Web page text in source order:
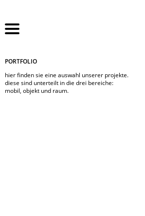
portfolio
leistung
kontakt
PORTFOLIO
hier finden sie eine auswahl unserer projekte.
diese sind unterteilt in die drei bereiche:
mobil, objekt und raum.